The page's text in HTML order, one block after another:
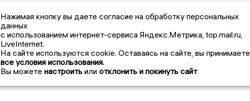
Нажимая кнопку вы даете согласие на обработку персональных
данных
с использованием интернет-сервиса Яндекс.Метрика, top.mail.ru,
LiveInternet.
На сайте используются cookie. Оставаясь на сайте, вы принимаете
все условия использования.
Вы можете настроить или отклонить и покинуть сайт